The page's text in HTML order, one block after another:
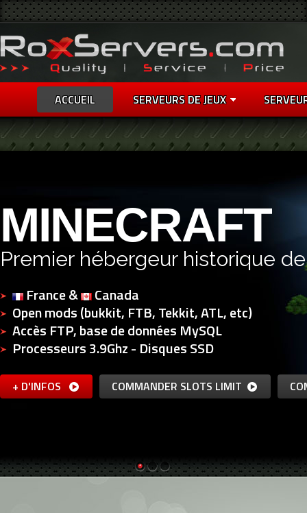
ACCUEIL SERVEURS DE JEUX
MINECRAFT
Premier hébergeur historique
France &
Canada
Open mods (bukkit, FTB, Tekkit, ATL, etc)
Accès FTP, base de données MySQL
Processeurs 3.9Ghz - Disques SSD
+ D'INFOS COMMANDER SLOTS LIMIT